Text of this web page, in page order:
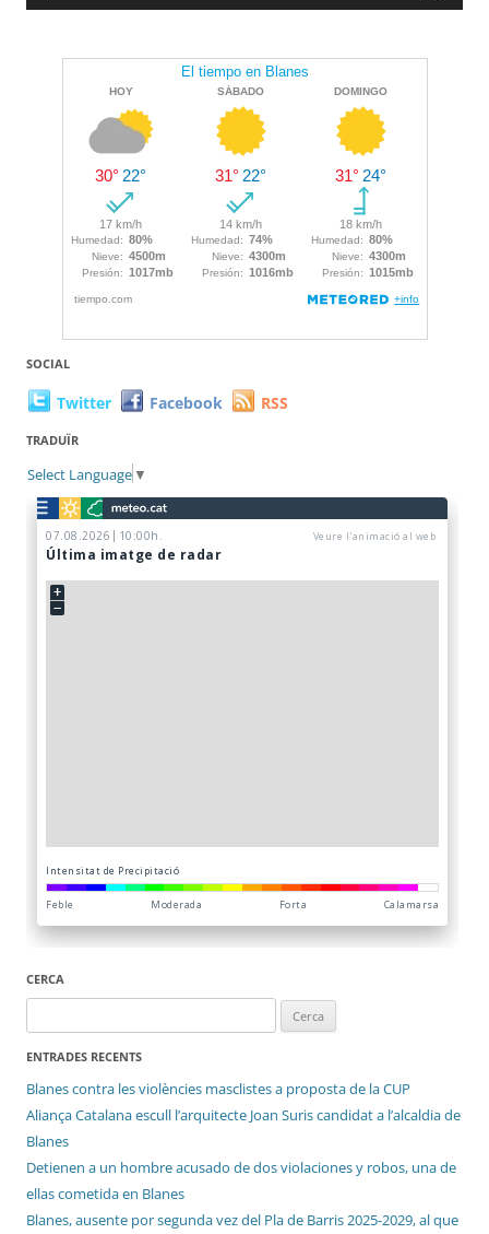
SOCIAL
Twitter Facebook RSS
TRADUÏR
Select Language ▼
CERCA
ENTRADES RECENTS
Blanes contra les violències masclistes a proposta de la CUP
Aliança Catalana escull l’arquitecte Joan Suris candidat a l’alcaldia de
Blanes
Detienen a un hombre acusado de dos violaciones y robos, una de
ellas cometida en Blanes
Blanes, ausente por segunda vez del Pla de Barris 2025-2029, al que